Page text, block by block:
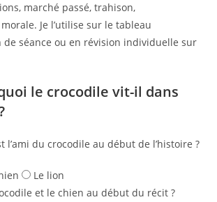
marché passé, trahison,
Je l’utilise sur le tableau
séance ou en révision individuelle sur
le crocodile vit-il dans
l’ami du crocodile au début de l’histoire ?
Le lion
et le chien au début du récit ?